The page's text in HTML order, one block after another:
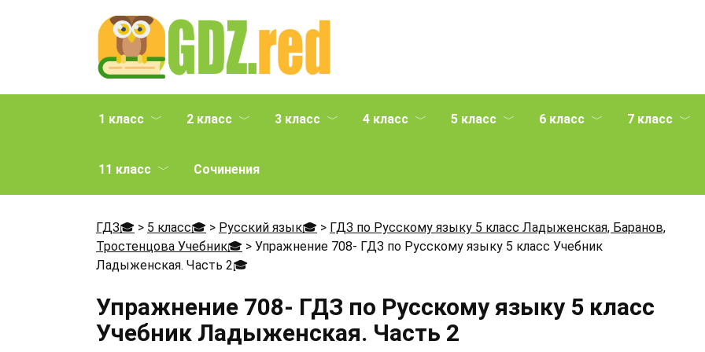
1 класс 2 класс 3 класс 4 класс 5 класс 6 класс 7 класс
11 класс Сочинения
ГДЗ🎓 > 5 класс🎓 > Русский язык🎓 > ГДЗ по Русскому языку 5 класс Ладыженская, Баранов,
Тростенцова Учебник🎓 > Упражнение 708- ГДЗ по Русскому языку 5 класс Учебник
Ладыженская. Часть 2🎓
Упражнение 708- ГДЗ по Русскому языку 5 класс
Учебник Ладыженская. Часть 2